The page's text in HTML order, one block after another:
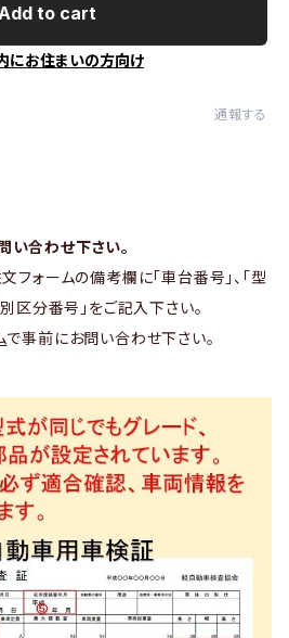
Add to cart
にお住まいの方向け
通報する
合わせ下さい。
フォームの備考欄に「車台番号」、「型
別区分番号」をご記入下さい。
で事前にお問い合わせ下さい。